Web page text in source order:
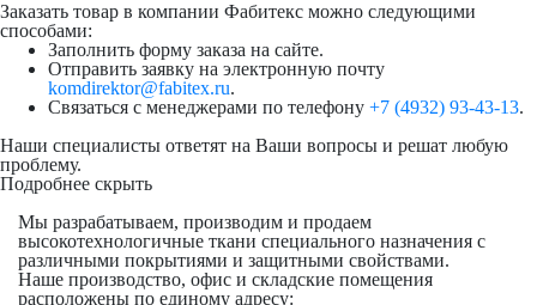
Заказать товар в компании Фабитекс можно следующими
способами:
Заполнить форму заказа на сайте.
Отправить заявку на электронную почту
komdirektor@fabitex.ru.
Связаться с менеджерами по телефону +7 (4932) 93-43-13.
Наши специалисты ответят на Ваши вопросы и решат любую
проблему.
Подробнее скрыть
Мы разрабатываем, производим и продаем
высокотехнологичные ткани специального назначения с
различными покрытиями и защитными свойствами.
Наше производство, офис и складские помещения
расположены по единому адресу: